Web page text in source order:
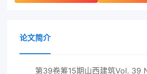
论文简介
第39卷筹15期山西建筑Vol. 39